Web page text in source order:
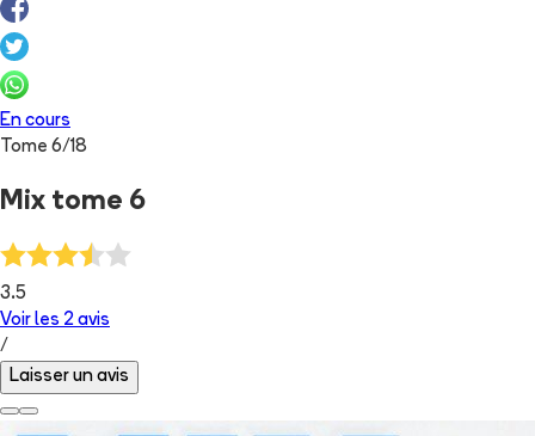
En cours
Tome 6/18
Mix tome 6
3.5
Voir les 2 avis
/
Laisser un avis